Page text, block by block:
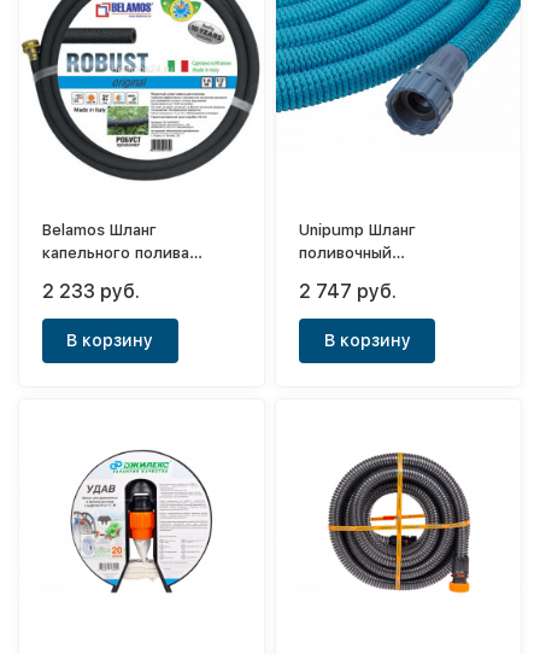
Belamos Шланг
капельного полива
2 233 руб.
В корзину
Unipump Шланг
поливочный
Telescope 3/4"х30м
2 747 руб.
В корзину